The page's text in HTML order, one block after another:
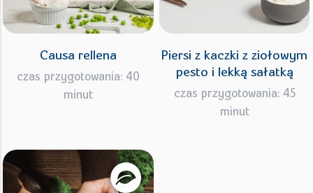
Causa rellena
czas przygotowania: 40
minut
Piersi z kaczki z ziołowym
pesto i lekką sałatką
czas przygotowania: 45
minut